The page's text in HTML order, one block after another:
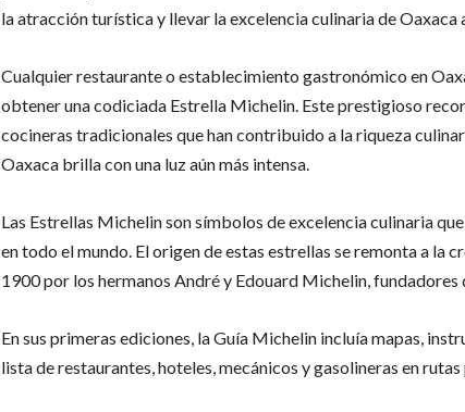
la atracción turística y llevar la excelencia culinaria de Oaxaca
Cualquier restaurante o establecimiento gastronómico en
obtener una codiciada Estrella Michelin. Este prestigioso
cocineras tradicionales que han contribuido a la riqueza
Oaxaca brilla con una luz aún más intensa.
Las Estrellas Michelin son símbolos de excelencia culinaria
en todo el mundo. El origen de estas estrellas se remonta a la
1900 por los hermanos André y Edouard Michelin,
En sus primeras ediciones, la Guía Michelin incluía mapas,
lista de restaurantes, hoteles, mecánicos y gasolineras en rutas